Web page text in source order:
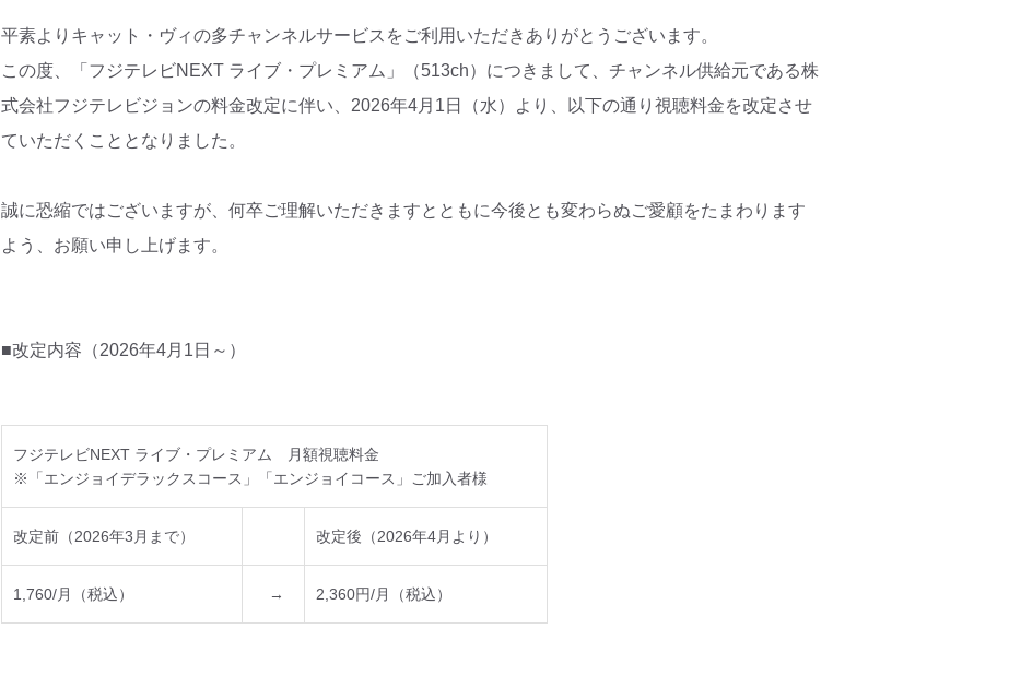
平素よりキャット・ヴィの多チャンネルサービスをご利用いただきありがとうございます。
この度、「フジテレビNEXT ライブ・プレミアム」（513ch）につきまして、チャンネル供給元である株
式会社フジテレビジョンの料金改定に伴い、2026年4月1日（水）より、以下の通り視聴料金を改定させ
ていただくこととなりました。
誠に恐縮ではございますが、何卒ご理解いただきますとともに今後とも変わらぬご愛顧をたまわります
よう、お願い申し上げます。
■改定内容（2026年4月1日～）
フジテレビNEXT ライブ・プレミアム 月額視聴料金
※「エンジョイデラックスコース」「エンジョイコース」ご加入者様
改定前（2026年3月まで） 改定後（2026年4月より）
1,760/月（税込） → 2,360円/月（税込）